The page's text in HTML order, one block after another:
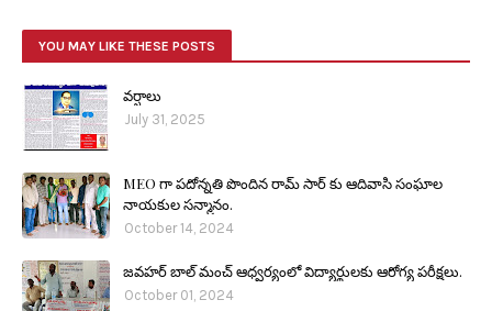
YOU MAY LIKE THESE POSTS
వర్షాలు
July 31, 2025
MEO గా పదోన్నతి పొందిన రామ్ సార్ కు ఆదివాసి సంఘాల
నాయకుల సన్మానం.
October 14, 2024
జవహర్ బాల్ మంచ్ ఆధ్వర్యంలో విద్యార్థులకు ఆరోగ్య పరీక్షలు.
October 01, 2024